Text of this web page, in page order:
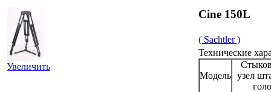
Увеличить
Cine 150L
( Sachtler )
Технические
Модель узел